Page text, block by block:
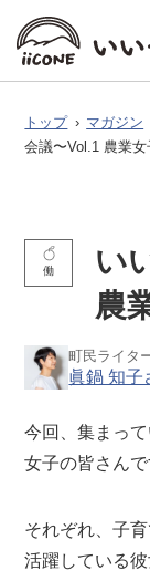
マガジ
ン公式
アク
セス
トップ › マガジン
会議〜Vol.1 農業
働
い
農
町民ライタ
眞鍋 知子
今回、集まっ
女子の皆さんで
それぞれ、子
活躍している